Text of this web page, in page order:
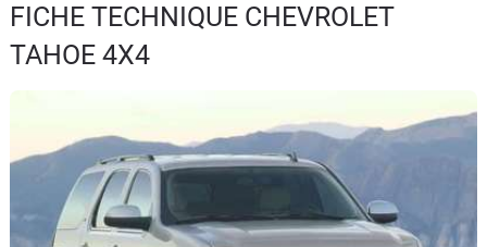
Essais
Guide
Electriques
Utilitaires
FICHE TECHNIQUE CHEVROLET
TAHOE 4X4